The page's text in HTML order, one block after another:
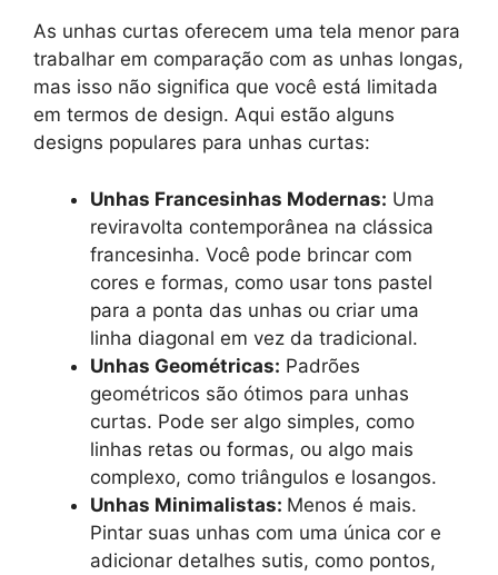
As unhas curtas oferecem uma tela menor para
trabalhar em comparação com as unhas longas,
mas isso não significa que você está limitada
em termos de design. Aqui estão alguns
designs populares para unhas curtas:
Unhas Francesinhas Modernas: Uma
reviravolta contemporânea na clássica
francesinha. Você pode brincar com
cores e formas, como usar tons pastel
para a ponta das unhas ou criar uma
linha diagonal em vez da tradicional.
Unhas Geométricas: Padrões
geométricos são ótimos para unhas
curtas. Pode ser algo simples, como
linhas retas ou formas, ou algo mais
complexo, como triângulos e losangos.
Unhas Minimalistas: Menos é mais.
Pintar suas unhas com uma única cor e
adicionar detalhes sutis, como pontos,